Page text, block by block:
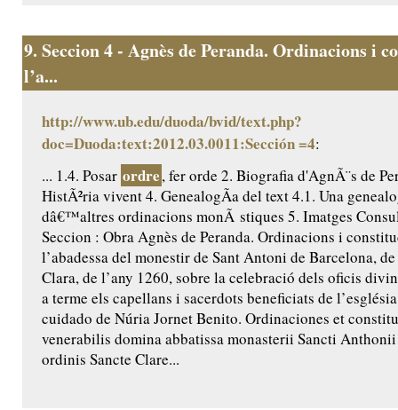
9. Seccion 4 - Agnès de Peranda. Ordinacions i
l’a...
http://www.ub.edu/duoda/bvid/text.php?
doc=Duoda:text:2012.03.0011:Sección =4:
... 1.4. Posar ordre, fer orde 2. Biografia d'AgnÃ¨s de
HistÃ²ria vivent 4. GenealogÃ­a del text 4.1. Una
dâ€™altres ordinacions monÃ stiques 5. Imatges
Seccion : Obra Agnès de Peranda. Ordinacions i
l’abadessa del monestir de Sant Antoni de Barcelona, de
Clara, de l’any 1260, sobre la celebració dels oficis
a terme els capellans i sacerdots beneficiats de
cuidado de Núria Jornet Benito. Ordinaciones et
venerabilis domina abbatissa monasterii Sancti
ordinis Sancte Clare...